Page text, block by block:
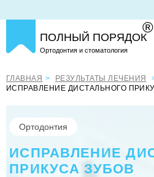
ПОЛНЫЙ ПОРЯДОК
®
Ортодонтия и стоматология
ГЛАВНАЯ
РЕЗУЛЬТАТЫ ЛЕЧЕНИЯ
ИСПРАВЛЕНИЕ ДИСТАЛЬНОГО
Ортодонтия
ИСПРАВЛЕНИЕ
ПРИКУСА ЗУБОВ